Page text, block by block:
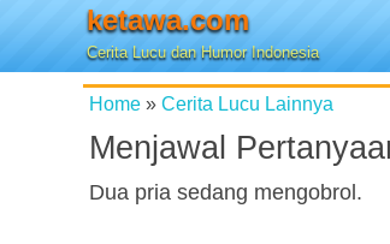
ketawa.com
Cerita Lucu dan Humor Indonesia
Home » Cerita Lucu Lainnya
Menjawal
Dua pria sedang mengobrol.